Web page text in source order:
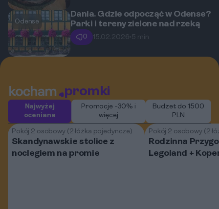
Odense
Dania. Gdzie odpocząć w Odense?
Parki i tereny zielone nad rzeką
0 15.02.2026• 5 min
promki
Najwyżej
oceniane
Promocje -30% i
więcej
Budżet do 1500
PLN
Pokój 2 osobowy (2 łóżka pojedyncze)
Skandynawskie stolice z
noclegiem na promie
Pokój 2 osobowy (2
Rodzinna
Legoland +